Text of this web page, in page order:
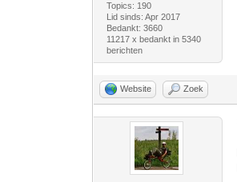
Topics: 190
Lid sinds: Apr 2017
Bedankt: 3660
11217 x bedankt in 5340
berichten
Website Zoek